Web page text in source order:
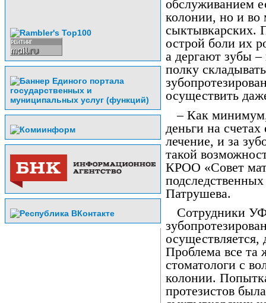
обслуживанием
колонии, но и во
сыктывкарских.
острой боли их
а дергают зубы
полку
осуществить
– Как
деньги на
лечение, и за
такой
КРОО «Совет
Патрушева.
Сотрудники
осуществляется,
Проблема все та
стоматологи с
колонии.
протезистов